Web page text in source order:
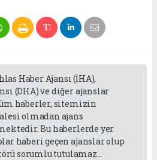
Haber Ajansı (İHA),
(DHA) ve diğer ajanslar
haberler, sitemizin
olmadan ajans
Bu haberlerde yer
haberi geçen ajanslar olup
sorumlu tutulamaz...